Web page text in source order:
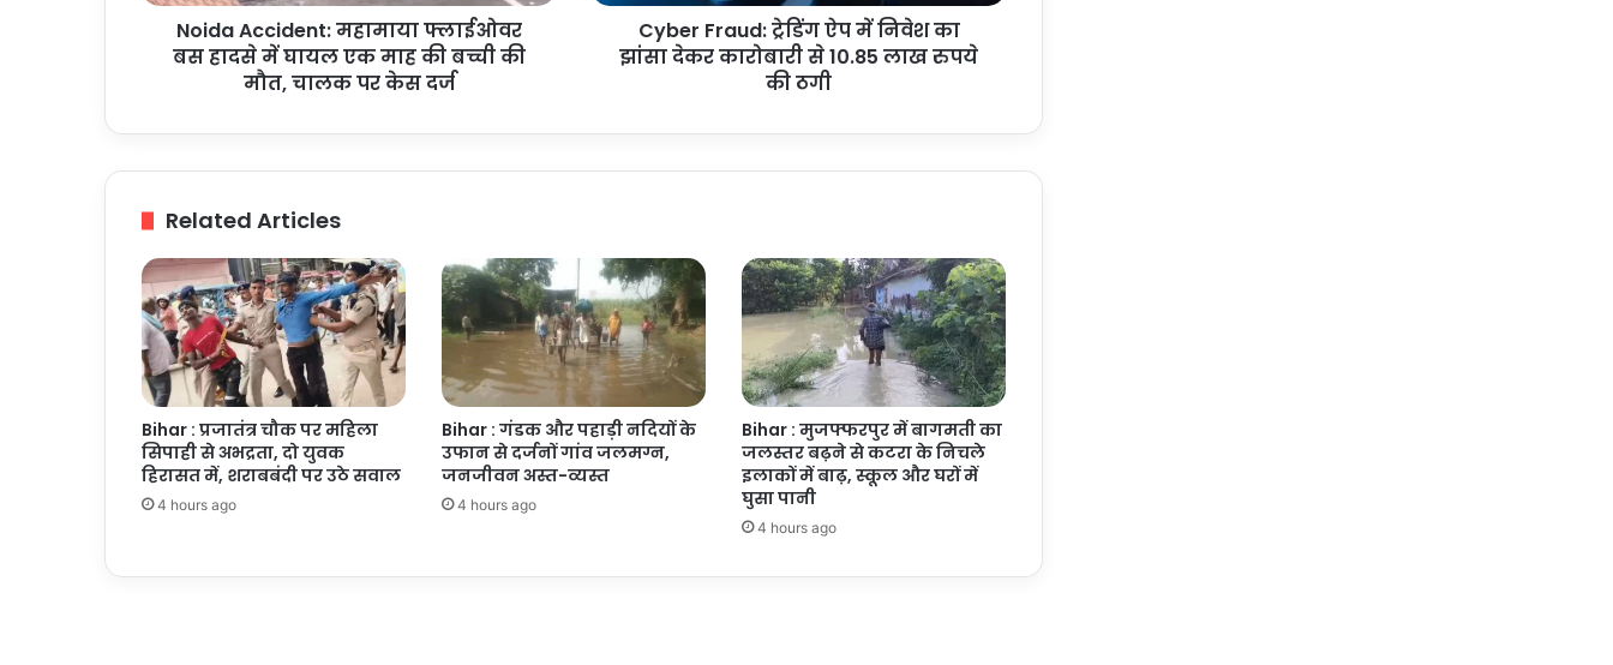
दर्ज
Noida Accident: महामाया फ्लाईओवर
बस हादसे में घायल एक माह की बच्ची की
मौत, चालक पर केस दर्ज
Cyber Fraud: ट्रेडिंग ऐप में निवेश का
झांसा देकर कारोबारी से 10.85 लाख रुपये
की ठगी
Related Articles
Bihar : प्रजातंत्र चौक पर महिला
सिपाही से अभद्रता, दो युवक
हिरासत में, शराबबंदी पर उठे सवाल
4 hours ago
Bihar : गंडक और पहाड़ी नदियों के
उफान से दर्जनों गांव जलमग्न,
जनजीवन अस्त-व्यस्त
4 hours ago
Bihar : मुजफ्फरपुर में बागमती का
जलस्तर बढ़ने से कटरा के निचले
इलाकों में बाढ़, स्कूल और घरों में
घुसा पानी
4 hours ago